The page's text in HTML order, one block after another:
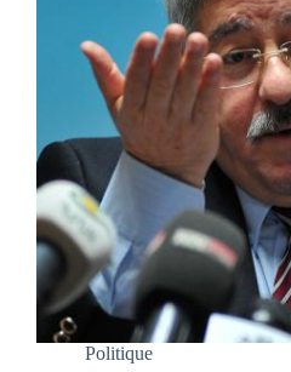
Politique